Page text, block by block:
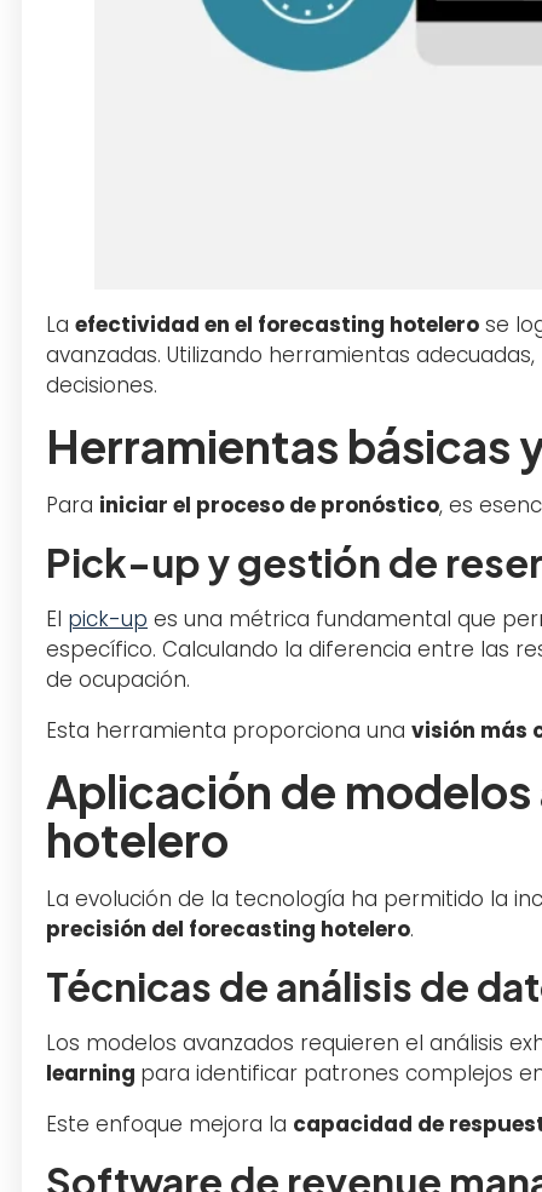
La efectividad en el forecasting hotelero se
avanzadas. Utilizando herramientas
decisiones.
Herramientas básicas
Para iniciar el proceso de pronóstico, es
Pick-up y gestión de
El pick-up es una métrica fundamental que
específico. Calculando la diferencia entre las
de ocupación.
Esta herramienta proporciona una visión más
Aplicación de
hotelero
La evolución de la tecnología ha permitido la
precisión del forecasting hotelero.
Técnicas de análisis de
Los modelos avanzados requieren el análisis
learning para identificar patrones complejos
Este enfoque mejora la capacidad de
Software de revenue